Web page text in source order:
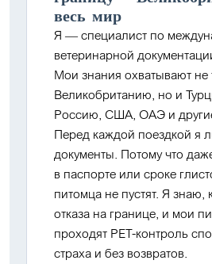
весь мир
Я — специалист по
ветеринарной
Мои знания охватывают не
Великобританию, но и
Россию, США, ОАЭ и
Перед каждой поездкой я
документы. Потому что
в паспорте или сроке
питомца не пустят. Я знаю,
отказа на границе, и мои
проходят PET-контроль
страха и без возвратов.